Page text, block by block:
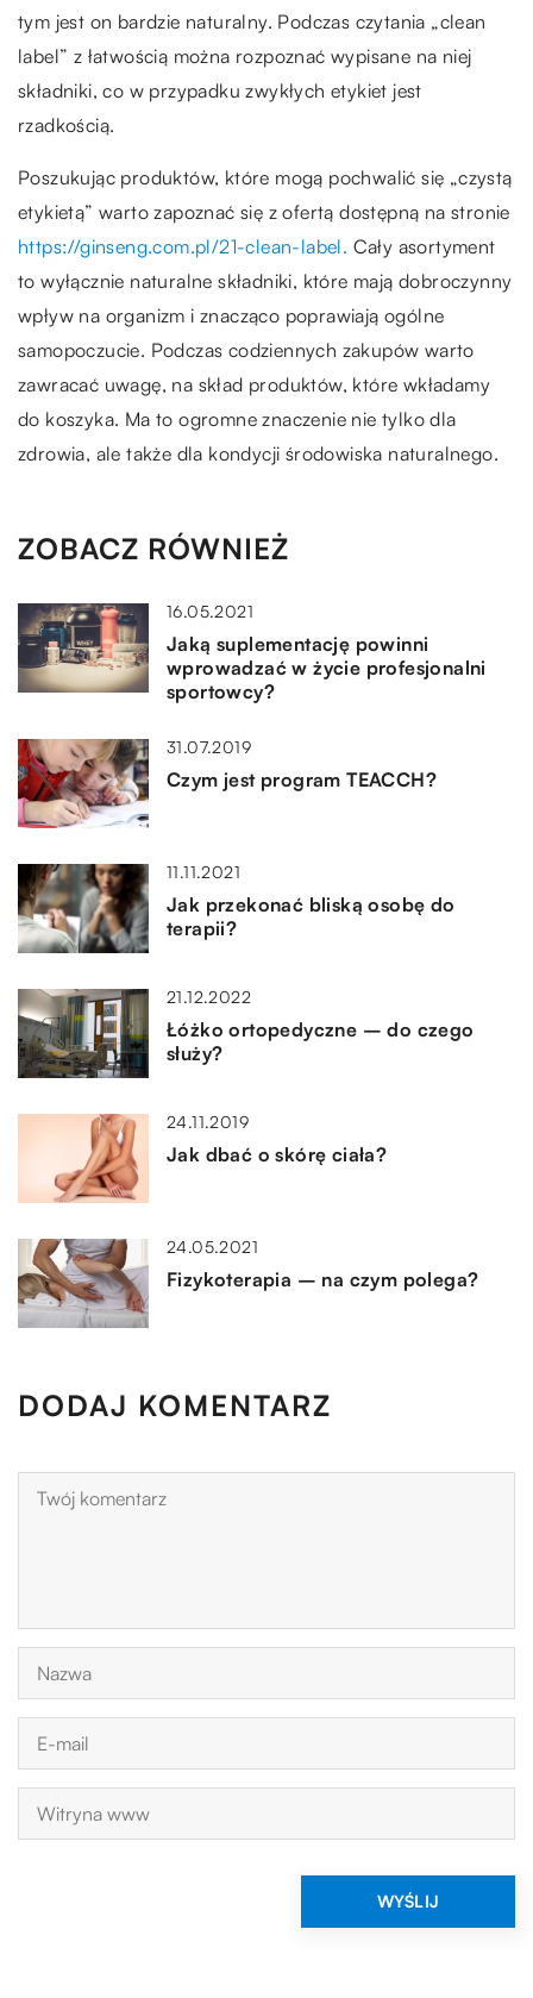
tym jest on bardzie naturalny. Podczas czytania „clean
label” z łatwością można rozpoznać wypisane na niej
składniki, co w przypadku zwykłych etykiet jest
rzadkością.
Poszukując produktów, które mogą pochwalić się „czystą
etykietą” warto zapoznać się z ofertą dostępną na stronie
https://ginseng.com.pl/21-clean-label. Cały asortyment
to wyłącznie naturalne składniki, które mają dobroczynny
wpływ na organizm i znacząco poprawiają ogólne
samopoczucie. Podczas codziennych zakupów warto
zawracać uwagę, na skład produktów, które wkładamy
do koszyka. Ma to ogromne znaczenie nie tylko dla
zdrowia, ale także dla kondycji środowiska naturalnego.
ZOBACZ RÓWNIEŻ
16.05.2021
Jaką suplementację powinni
wprowadzać w życie profesjonalni
sportowcy?
31.07.2019
Czym jest program TEACCH?
11.11.2021
Jak przekonać bliską osobę do
terapii?
21.12.2022
Łóżko ortopedyczne – do czego
służy?
24.11.2019
Jak dbać o skórę ciała?
24.05.2021
Fizykoterapia – na czym polega?
DODAJ KOMENTARZ